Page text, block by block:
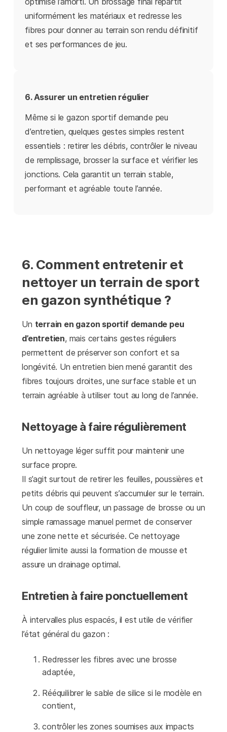
uniformément les matériaux et redresse les
fibres pour donner au terrain son rendu définitif
et ses performances de jeu.
6. Assurer un entretien régulier
Même si le gazon sportif demande peu
d’entretien, quelques gestes simples restent
essentiels : retirer les débris, contrôler le niveau
de remplissage, brosser la surface et vérifier les
jonctions. Cela garantit un terrain stable,
performant et agréable toute l’année.
6. Comment entretenir et
nettoyer un terrain de sport
en gazon synthétique ?
Un terrain en gazon sportif demande peu
d’entretien, mais certains gestes réguliers
permettent de préserver son confort et sa
longévité. Un entretien bien mené garantit des
fibres toujours droites, une surface stable et un
terrain agréable à utiliser tout au long de l’année.
Nettoyage à faire régulièrement
Un nettoyage léger suffit pour maintenir une
surface propre.
Il s’agit surtout de retirer les feuilles, poussières et
petits débris qui peuvent s’accumuler sur le terrain.
Un coup de souffleur, un passage de brosse ou un
simple ramassage manuel permet de conserver
une zone nette et sécurisée. Ce nettoyage
régulier limite aussi la formation de mousse et
assure un drainage optimal.
Entretien à faire ponctuellement
À intervalles plus espacés, il est utile de vérifier
l’état général du gazon :
Redresser les fibres avec une brosse
adaptée,
Rééquilibrer le sable de silice si le modèle en
contient,
contrôler les zones soumises aux impacts